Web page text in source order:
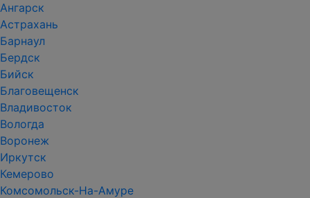
Ангарск
Астрахань
Барнаул
Бердск
Бийск
Благовещенск
Владивосток
Вологда
Воронеж
Иркутск
Кемерово
Комсомольск-На-Амуре